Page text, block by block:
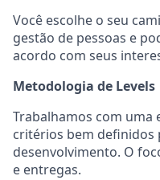
Você escolhe o seu
gestão de pessoas e
acordo com seus
Metodologia de Levels
Trabalhamos com uma
critérios bem definidos
desenvolvimento. O
e entregas.